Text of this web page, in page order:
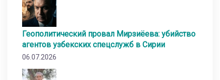
Геополитический провал Мирзиёева: убийство
агентов узбекских спецслужб в Сирии
06.07.2026